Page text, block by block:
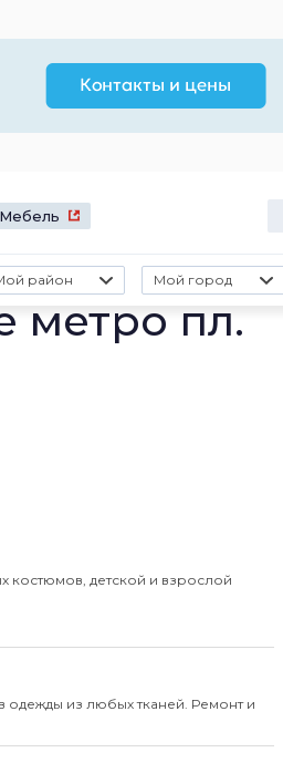
Мебель
район Мой город
метро пл.
костюмов, детской и взрослой
одежды из любых тканей. Ремонт и